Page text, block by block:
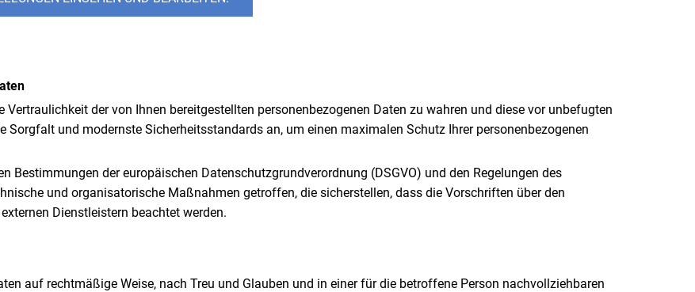
der von Ihnen bereitgestellten personenbezogenen Daten zu wahren und diese vor unbefugten
und modernste Sicherheitsstandards an, um einen maximalen Schutz Ihrer personenbezogenen
Bestimmungen der europäischen Datenschutzgrundverordnung (DSGVO) und den Regelungen des
und organisatorische Maßnahmen getroffen, die sicherstellen, dass die Vorschriften über den
Dienstleistern beachtet werden.
auf rechtmäßige Weise, nach Treu und Glauben und in einer für die betroffene Person nachvollziehbaren